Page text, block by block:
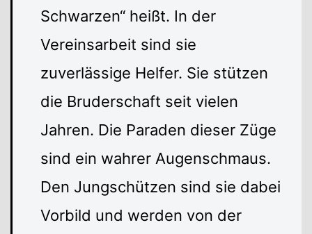
Schwarzen“ heißt. In der
Vereinsarbeit sind sie
zuverlässige Helfer. Sie stützen
die Bruderschaft seit vielen
Jahren. Die Paraden dieser Züge
sind ein wahrer Augenschmaus.
Den Jungschützen sind sie dabei
Vorbild und werden von der